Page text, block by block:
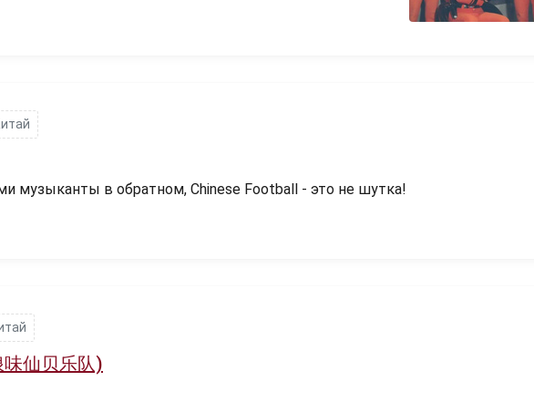
музыканты в обратном, Chinese Football - это не шутка!
仙贝乐队)